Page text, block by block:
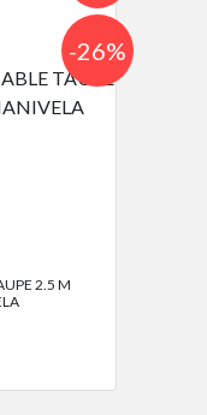
-26%
2.5 M